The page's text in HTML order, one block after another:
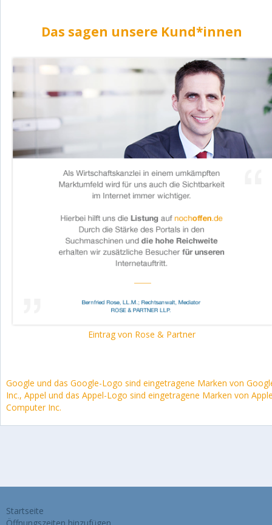
Das sagen unsere Kund*innen
Eintrag von Rose & Partner
Google und das Google-Logo sind eingetragene Marken von
Inc., Appel und das Appel-Logo sind eingetragene Marken von
Computer Inc.
Startseite
Öffnungszeiten hinzufügen